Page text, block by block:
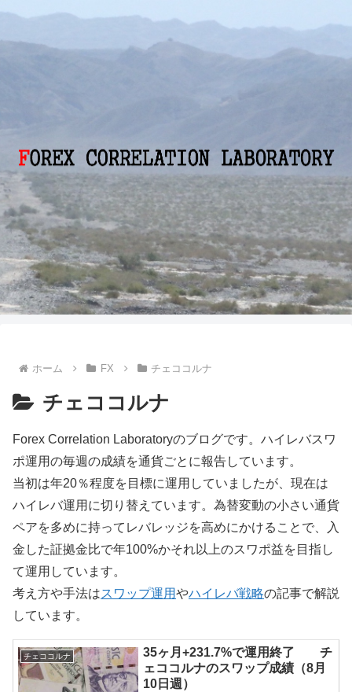
ホーム FX チェココルナ
チェココルナ
Forex Correlation Laboratoryのブログです。ハイレバスワ
ポ運用の毎週の成績を通貨ごとに報告しています。
当初は年20％程度を目標に運用していましたが、現在は
ハイレバ運用に切り替えています。為替変動の小さい通貨
ペアを多めに持ってレバレッジを高めにかけることで、入
金した証拠金比で年100%かそれ以上のスワポ益を目指し
て運用しています。
考え方や手法はスワップ運用やハイレバ戦略の記事で解説
しています。
チェココルナ
35ヶ月+231.7%で運用終了 チ
ェココルナのスワップ成績（8月
10日週）